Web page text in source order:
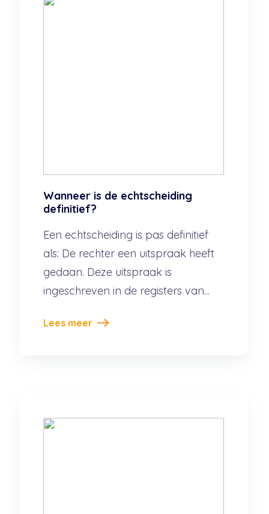
Wanneer is de echtscheiding
definitief?
Een echtscheiding is pas definitief
als: De rechter een uitspraak heeft
gedaan. Deze uitspraak is
ingeschreven in de registers van...
Lees meer